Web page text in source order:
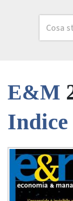
Cerca
E&M
Indice